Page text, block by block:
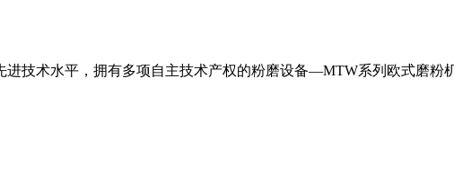
技术水平，拥有多项自主技术产权的粉磨设备—MTW系列欧式磨粉